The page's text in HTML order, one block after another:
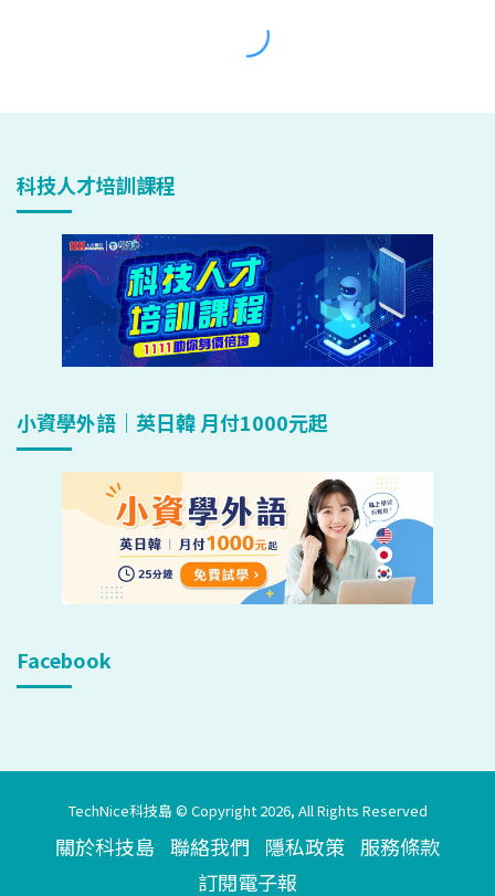
科技人才培訓課程
小資學外語｜英日韓 月付1000元起
Facebook
TechNice科技島 © Copyright 2026, All Rights Reserved
關於科技島 聯絡我們 隱私政策 服務條款
訂閱電子報